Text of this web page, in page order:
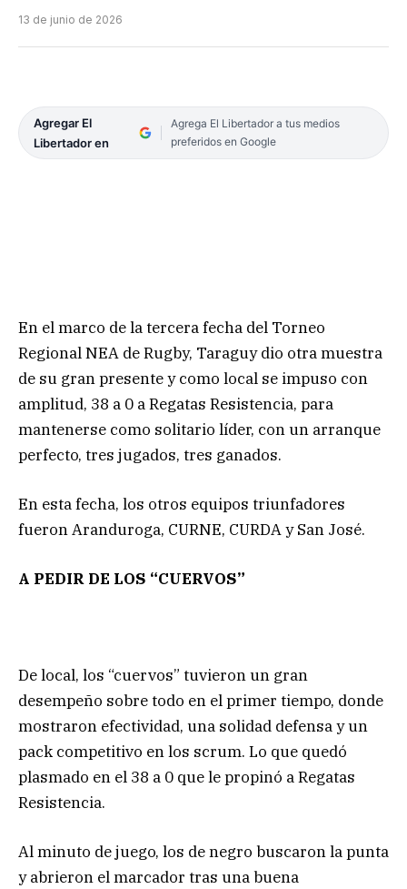
13 de junio de 2026
Agregar El
Libertador en
Agrega El Libertador a tus medios
preferidos en Google
En el marco de la tercera fecha del Torneo
Regional NEA de Rugby, Taraguy dio otra muestra
de su gran presente y como local se impuso con
amplitud, 38 a 0 a Regatas Resistencia, para
mantenerse como solitario líder, con un arranque
perfecto, tres jugados, tres ganados.
En esta fecha, los otros equipos triunfadores
fueron Aranduroga, CURNE, CURDA y San José.
A PEDIR DE LOS “CUERVOS”
De local, los “cuervos” tuvieron un gran
desempeño sobre todo en el primer tiempo, donde
mostraron efectividad, una solidad defensa y un
pack competitivo en los scrum. Lo que quedó
plasmado en el 38 a 0 que le propinó a Regatas
Resistencia.
Al minuto de juego, los de negro buscaron la punta
y abrieron el marcador tras una buena